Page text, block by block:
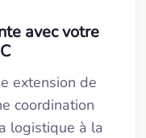
avec votre
extension de
coordination
logistique à la